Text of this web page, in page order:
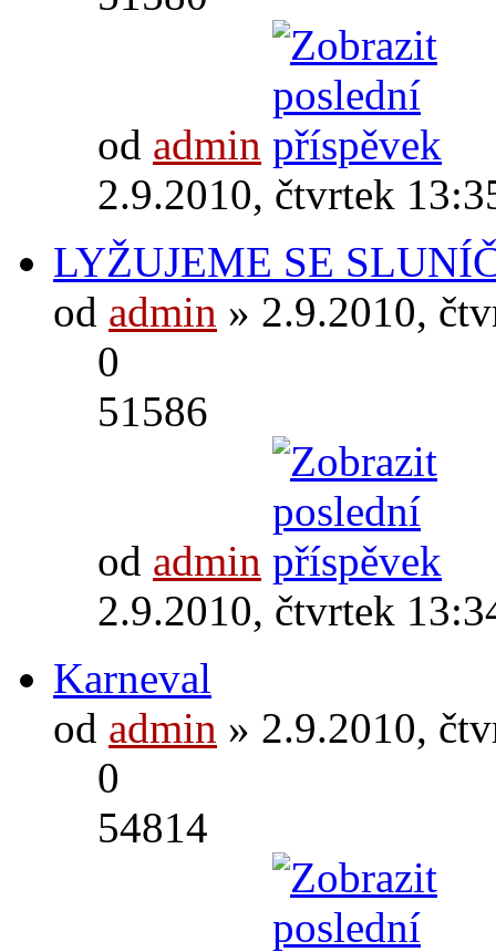
od admin
2.9.2010, čtvrtek
LYŽUJEME SE
od admin » 2.9.2010,
0
51586
od admin
2.9.2010, čtvrtek
Karneval
od admin » 2.9.2010,
0
54814